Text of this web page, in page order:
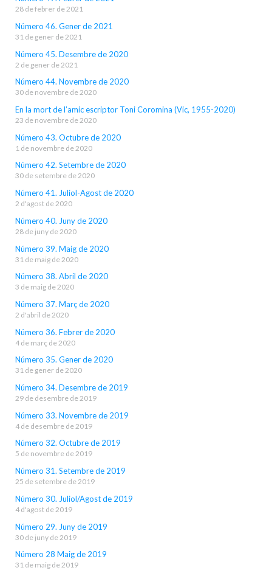
28 de febrer de 2021
Número 46. Gener de 2021
31 de gener de 2021
Número 45. Desembre de 2020
2 de gener de 2021
Número 44. Novembre de 2020
30 de novembre de 2020
En la mort de l’amic escriptor Toni Coromina (Vic, 1955-2020)
23 de novembre de 2020
Número 43. Octubre de 2020
1 de novembre de 2020
Número 42. Setembre de 2020
30 de setembre de 2020
Número 41. Juliol-Agost de 2020
2 d'agost de 2020
Número 40. Juny de 2020
28 de juny de 2020
Número 39. Maig de 2020
31 de maig de 2020
Número 38. Abril de 2020
3 de maig de 2020
Número 37. Març de 2020
2 d'abril de 2020
Número 36. Febrer de 2020
4 de març de 2020
Número 35. Gener de 2020
31 de gener de 2020
Número 34. Desembre de 2019
29 de desembre de 2019
Número 33. Novembre de 2019
4 de desembre de 2019
Número 32. Octubre de 2019
5 de novembre de 2019
Número 31. Setembre de 2019
25 de setembre de 2019
Número 30. Juliol/Agost de 2019
4 d'agost de 2019
Número 29. Juny de 2019
30 de juny de 2019
Número 28 Maig de 2019
31 de maig de 2019